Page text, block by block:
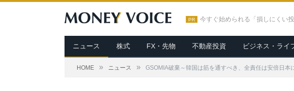
PR 今すぐ始められる「損しにくい投
ニュース 株式 FX・先物 不動産投資 ビジネス・ライ
HOME » ニュース » GSOMIA破棄～韓国は筋を通すべき、全責任は安倍日本